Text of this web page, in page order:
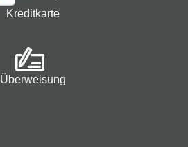
Kreditkarte
Überweisung